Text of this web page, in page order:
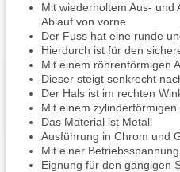
Mit wiederholtem Aus- und
Ablauf von vorne
Der Fuss hat eine runde
Hierdurch ist für den
Mit einem röhrenförmigen
Dieser steigt senkrecht
Der Hals ist im rechten
Mit einem zylinderförmigen
Das Material ist Metall
Ausführung in Chrom und
Mit einer
Eignung für den gängigen